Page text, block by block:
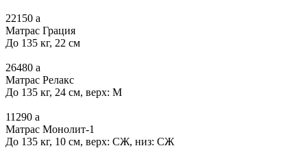
22150 a
Матрас Грация
До 135 кг, 22 см
26480 a
Матрас Релакс
До 135 кг, 24 см, верх: М
11290 a
Матрас Монолит-1
До 135 кг, 10 см, верх: СЖ, низ: СЖ